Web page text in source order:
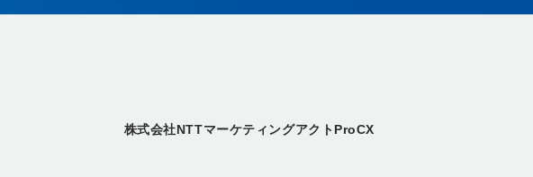
株式会社NTTマーケティングアクトProCX